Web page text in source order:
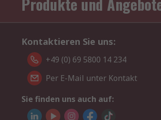
Kontaktieren Sie uns:
+49 (0) 69 5800 14 234
Per E-Mail unter Kontakt
Sie finden uns auch auf: